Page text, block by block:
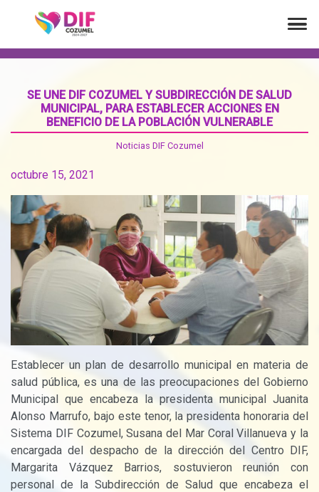
SE UNE DIF COZUMEL Y SUBDIRECCIÓN DE SALUD
MUNICIPAL, PARA ESTABLECER ACCIONES EN
BENEFICIO DE LA POBLACIÓN VULNERABLE
Noticias DIF Cozumel
octubre 15, 2021
Establecer un plan de desarrollo municipal en materia de
salud pública, es una de las preocupaciones del Gobierno
Municipal que encabeza la presidenta municipal Juanita
Alonso Marrufo, bajo este tenor, la presidenta honoraria del
Sistema DIF Cozumel, Susana del Mar Coral Villanueva y la
encargada del despacho de la dirección del Centro DIF,
Margarita Vázquez Barrios, sostuvieron reunión con
personal de la Subdirección de Salud que encabeza el